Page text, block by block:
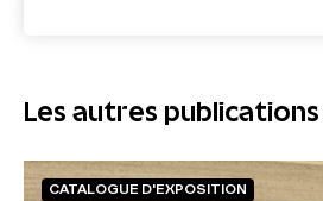
Les autres publications
CATALOGUE D'EXPOSITION